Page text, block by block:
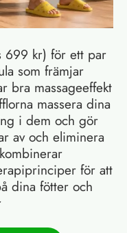
kr) för ett par
som främjar
bra massageeffekt
massera dina
i dem och gör
av och eliminera
för att
dina fötter och